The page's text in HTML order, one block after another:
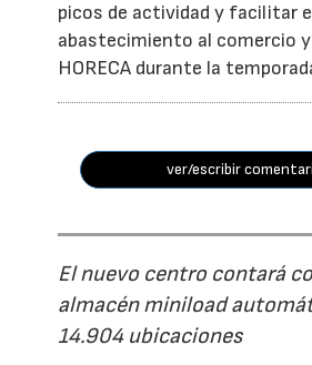
picos de actividad y facilitar
abastecimiento al comercio
HORECA durante la
ver/escribir
El nuevo centro contará
almacén miniload
14.904 ubicaciones